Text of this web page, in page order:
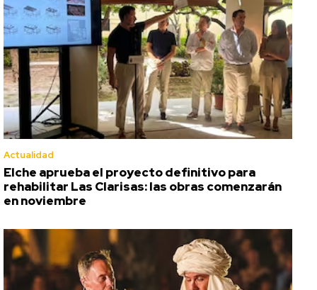
Actualidad
Elche aprueba el proyecto definitivo para
rehabilitar Las Clarisas: las obras comenzarán
en noviembre